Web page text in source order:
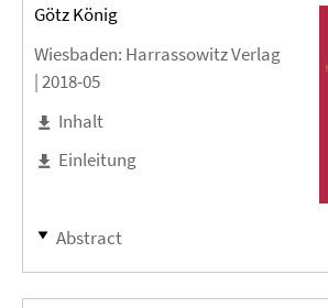
Götz König
Wiesbaden: Harrassowitz Verlag
|2018-05
Inhalt
Einleitung
Abstract